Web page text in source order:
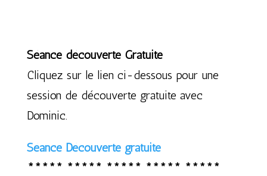
Séance découverte Gratuite
Cliquez sur le lien ci-dessous pour une
session de découverte gratuite avec
Dominic.
Séance Découverte gratuite
***** ***** ***** ***** *****